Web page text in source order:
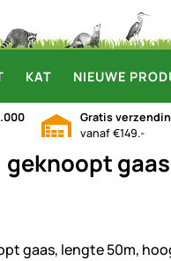
KAT NIEUWE
Gratis
vanaf €149.-
gaas, lengte 50m,